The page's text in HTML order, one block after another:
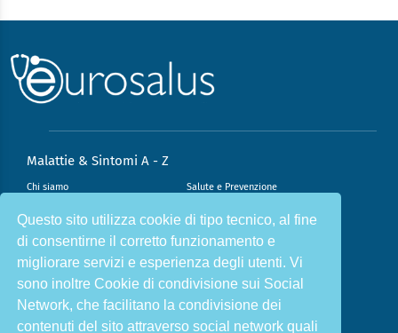
Questo sito utilizza cookie di tipo tecnico, al fine
di consentirne il corretto funzionamento e
migliorare servizi e esperienza degli utenti. Vi
sono inoltre Cookie di condivisione sui Social
Network, che facilitano la condivisione dei
contenuti del sito attraverso social network quali
Malattie & Sintomi A - Z
Chi siamo Salute e Prevenzione
Infiammazione e Allergia Direzione scientifica
Nutrizione e Stili di vita Sport e Benessere
Cookie Policy L’angolo del dottore